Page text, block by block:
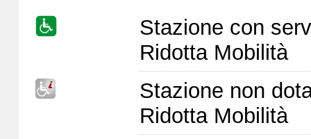
Stazione con
Ridotta Mobilità
Stazione non
Ridotta Mobilità